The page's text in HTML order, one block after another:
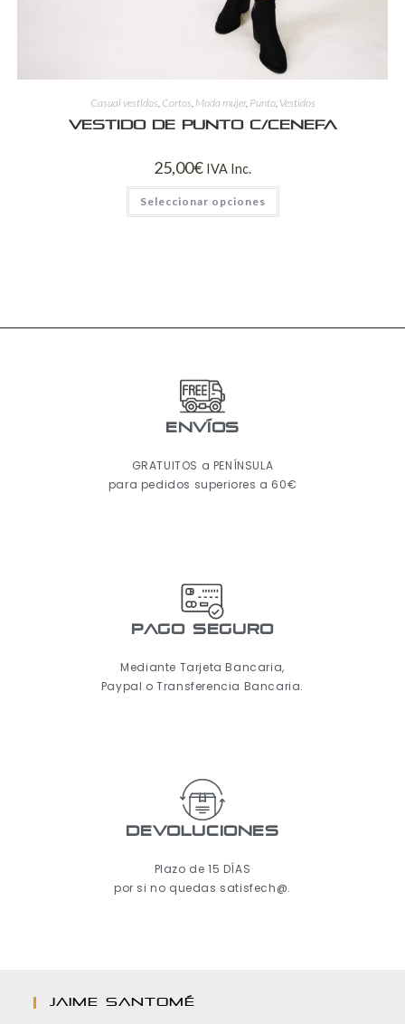
Casual vestidos Cortos Moda mujer, Punto, Vestidos
Vestido de punto c/cenefa
25,00€ IVA Inc.
Seleccionar opciones
ENVÍOS
GRATUITOS a PENÍNSULA
para pedidos superiores a 60€
pago seguro
Mediante Tarjeta Bancaria,
Paypal o Transferencia Bancaria.
Devoluciones
Plazo de 15 DÍAS
por si no quedas satisfech@.
JAIME SANTOMÉ